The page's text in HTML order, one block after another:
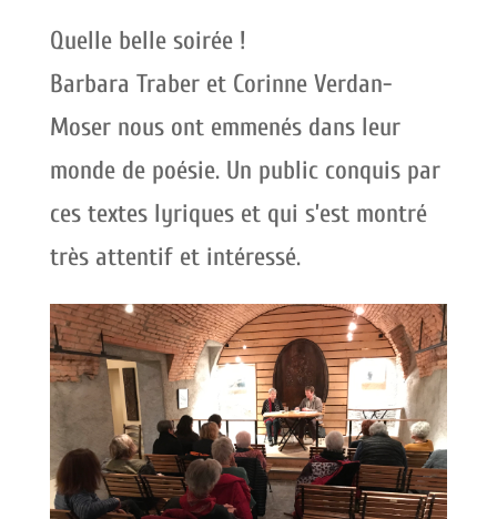
Quelle belle soirée !
Barbara Traber et Corinne Verdan-
Moser nous ont emmenés dans leur
monde de poésie. Un public conquis par
ces textes lyriques et qui s’est montré
très attentif et intéressé.